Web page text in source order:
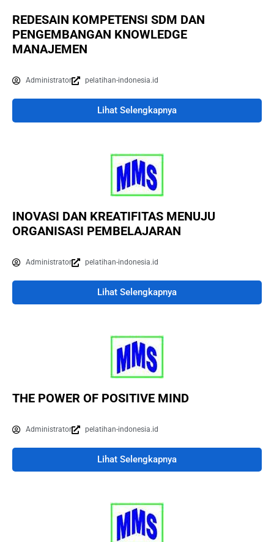
REDESAIN KOMPETENSI SDM DAN
PENGEMBANGAN KNOWLEDGE
MANAJEMEN
Administrator pelatihan-indonesia.id
Lihat Selengkapnya
INOVASI DAN KREATIFITAS MENUJU
ORGANISASI PEMBELAJARAN
Administrator pelatihan-indonesia.id
Lihat Selengkapnya
THE POWER OF POSITIVE MIND
Administrator pelatihan-indonesia.id
Lihat Selengkapnya